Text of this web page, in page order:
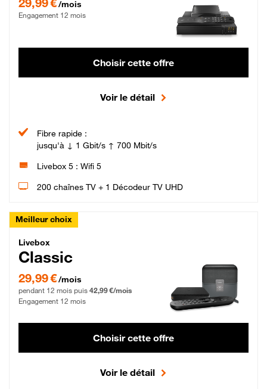
29,99 €/mois
Engagement 12 mois
Choisir cette offre
Voir le détail
Fibre rapide :
jusqu'à ↓ 1 Gbit/s ↑ 700 Mbit/s
Livebox 5 : Wifi 5
200 chaînes TV + 1 Décodeur TV UHD
Meilleur choix
Livebox Classic Fibre
Livebox
Classic
29,99 € par mois pendant 12 mois puis 42,99 € par mois, Engagement 12 mois
29,99 €/mois
pendant 12 mois puis 42,99 €/mois
Engagement 12 mois
Choisir cette offre
Voir le détail